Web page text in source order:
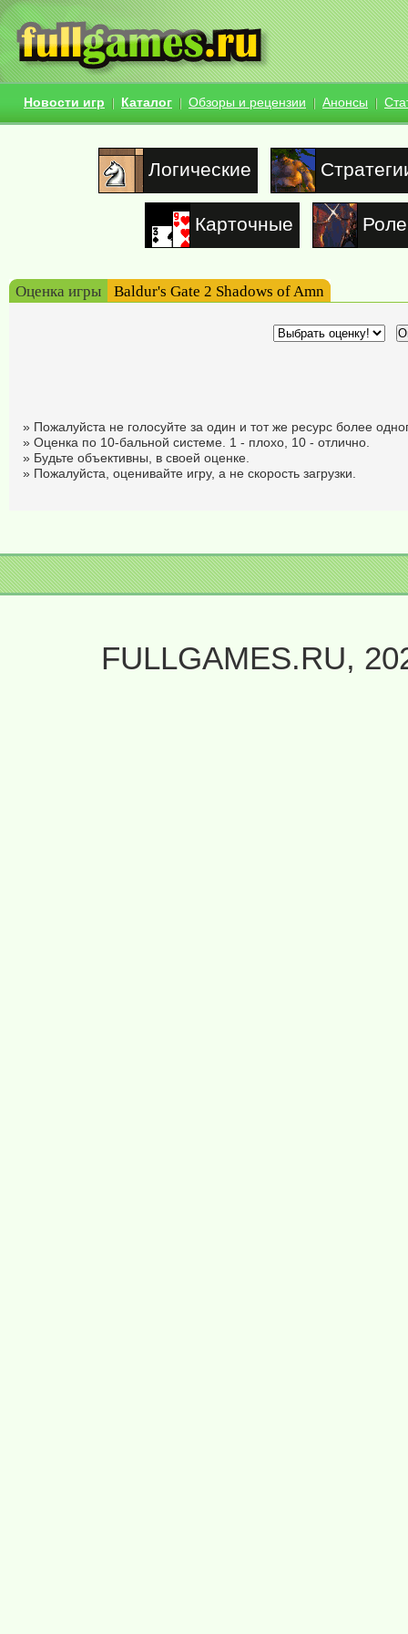
Новости игр Каталог Обзоры и рецензии Анонсы
Логические
Карточные
Оценка игры Baldur's Gate 2 Shadows of Amn
» Пожалуйста не голосуйте за один и тот же ресурс более
» Оценка по 10-бальной системе. 1 - плохо, 10 - отлично.
» Будьте объективны, в своей оценке.
» Пожалуйста, оценивайте игру, а не скорость загрузки.
FULLGAMES.RU,